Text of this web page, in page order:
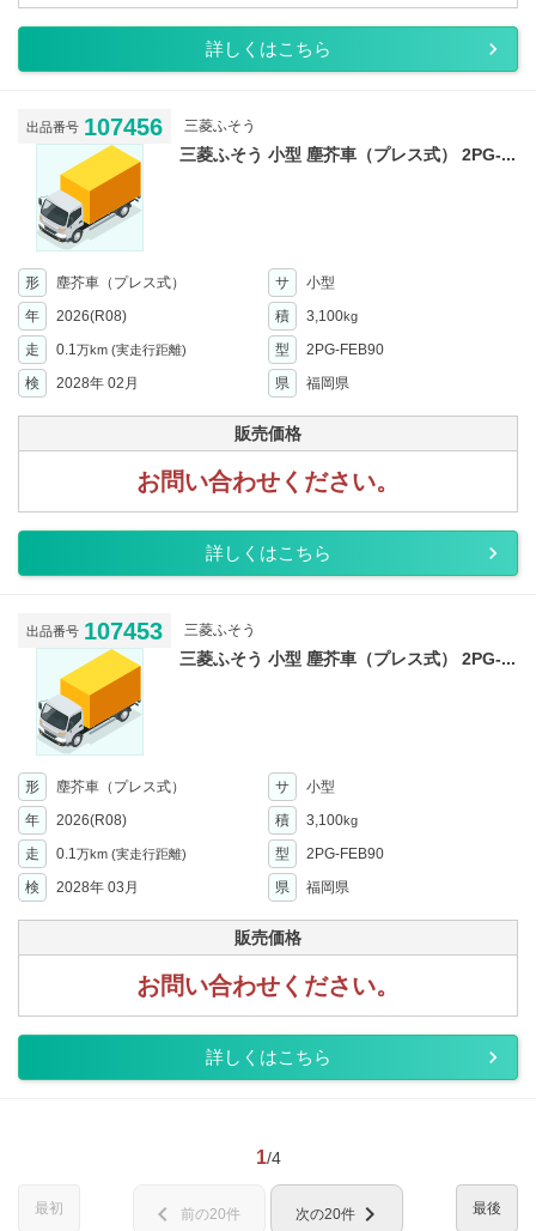
詳しくはこちら
出品番号 107456 三菱ふそう
三菱ふそう 小型 塵芥車（プレス式） 2PG-...
形 塵芥車（プレス式） サ
小型
年
2026(R08) 積 3,100kg
走 0.1 万km (実走行距離) 型
2PG-FEB90
検
2028年 02月 県 福岡県
販売価格
お問い合わせください。
詳しくはこちら
出品番号 107453 三菱ふそう
三菱ふそう 小型 塵芥車（プレス式） 2PG-...
形 塵芥車（プレス式） サ
小型
年
2026(R08) 積 3,100kg
走 0.1 万km (実走行距離) 型
2PG-FEB90
検
2028年 03月 県 福岡県
販売価格
お問い合わせください。
詳しくはこちら
1/4
最初 最後
chevron_left 前の20件 次の20件 chevron_right